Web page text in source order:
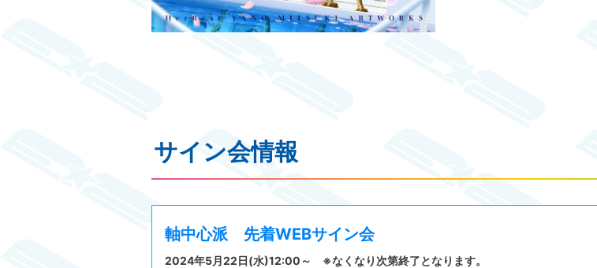
サイン会情報
軸中心派 先着WEBサイン会
2024年5月22日(水)12:00～ ※なくなり次第終了となります。